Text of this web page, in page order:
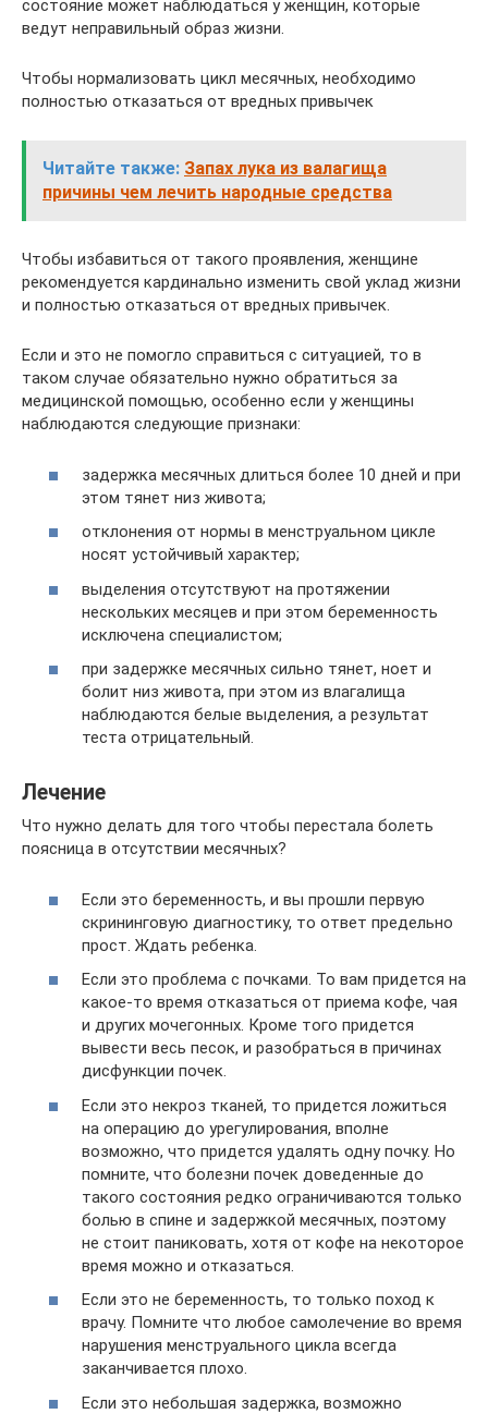
состояние может наблюдаться у женщин, которые
ведут неправильный образ жизни.
Чтобы нормализовать цикл месячных, необходимо
полностью отказаться от вредных привычек
Читайте также: Запах лука из валагища
причины чем лечить народные средства
Чтобы избавиться от такого проявления, женщине
рекомендуется кардинально изменить свой уклад жизни
и полностью отказаться от вредных привычек.
Если и это не помогло справиться с ситуацией, то в
таком случае обязательно нужно обратиться за
медицинской помощью, особенно если у женщины
наблюдаются следующие признаки:
задержка месячных длиться более 10 дней и при
этом тянет низ живота;
отклонения от нормы в менструальном цикле
носят устойчивый характер;
выделения отсутствуют на протяжении
нескольких месяцев и при этом беременность
исключена специалистом;
при задержке месячных сильно тянет, ноет и
болит низ живота, при этом из влагалища
наблюдаются белые выделения, а результат
теста отрицательный.
Лечение
Что нужно делать для того чтобы перестала болеть
поясница в отсутствии месячных?
Если это беременность, и вы прошли первую
скрининговую диагностику, то ответ предельно
прост. Ждать ребенка.
Если это проблема с почками. То вам придется на
какое-то время отказаться от приема кофе, чая
и других мочегонных. Кроме того придется
вывести весь песок, и разобраться в причинах
дисфункции почек.
Если это некроз тканей, то придется ложиться
на операцию до урегулирования, вполне
возможно, что придется удалять одну почку. Но
помните, что болезни почек доведенные до
такого состояния редко ограничиваются только
болью в спине и задержкой месячных, поэтому
не стоит паниковать, хотя от кофе на некоторое
время можно и отказаться.
Если это не беременность, то только поход к
врачу. Помните что любое самолечение во время
нарушения менструального цикла всегда
заканчивается плохо.
Если это небольшая задержка, возможно